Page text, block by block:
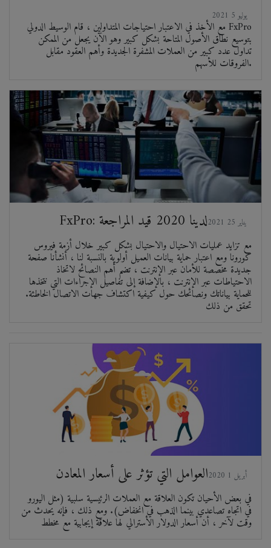
2021 يوليو 5
مع الأخذ في الاعتبار احتياجات المتداولين ، قام الوسيط الدولي FxPro
بتوسيع نطاق الأصول المتاحة بشكل كبير وهو الآن يجعل من الممكن
تداول عدد كبير من العملات المشفرة الجديدة وأهم العقود مقابل
الفروقات للأسهم.
FxPro: لدينا 2020 قيد المراجعة
مع تزايد عمليات الاحتيال والاحتيال بشكل كبير خلال أزمة فيروس
كورونا ومع اعتبار حماية بيانات العميل أولوية بالنسبة لنا ، أنشأنا صفحة
جديدة مخصصة للأمان عبر الإنترنت ، تضم أهم النصائح لاتخاذ
الاحتياطات عبر الإنترنت ، بالإضافة إلى تفاصيل الإجراءات التي نتخذها
للحماية بياناتك ونصائحك حول كيفية اكتشاف جهات الاتصال الخاطئة.
تحقق من ذلك
العوامل التي تؤثر على أسعار المعادن
في بعض الأحيان تكون العلاقة مع العملات الرئيسية سلبية (مثل اليورو
في اتجاه تصاعدي بينما الذهب في انخفاض). ومع ذلك ، فإنه يحدث من
وقت لآخر ، أن أسعار الدولار الأسترالي لها علاقة إيجابية مع مخطط